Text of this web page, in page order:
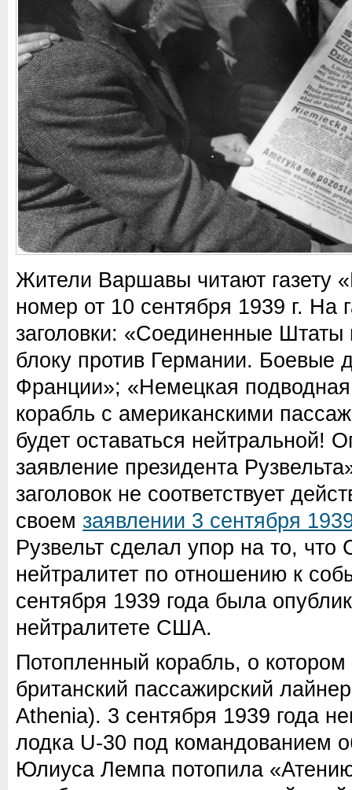
Жители Варшавы читают газету
номер от 10 сентября 1939 г. На
заголовки: «Соединенные Штаты
блоку против Германии. Боевые
Франции»; «Немецкая
корабль с американскими
будет оставаться нейтральной!
заявление президента
заголовок не соответствует
своем заявлении 3 сентября
Рузвельт сделал упор на то,
нейтралитет по отношению к
сентября 1939 года была
нейтралитете США.
Потопленный корабль, о
британский пассажирский
Athenia). 3 сентября 1939 года
лодка U-30 под командованием
Юлиуса Лемпа потопила